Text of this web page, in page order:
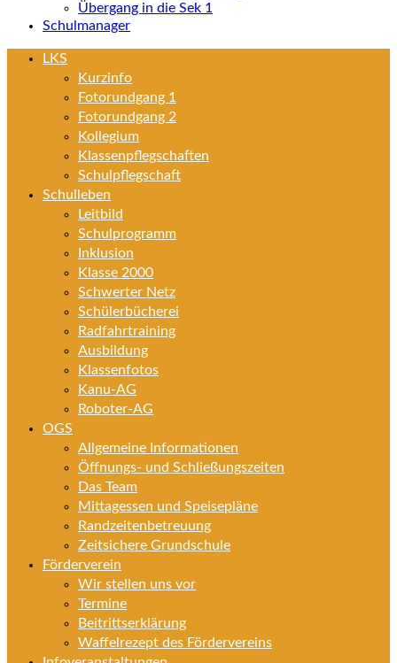
Übergang in die Sek 1
Schulmanager
LKS
Kurzinfo
Fotorundgang 1
Fotorundgang 2
Kollegium
Klassenpflegschaften
Schulpflegschaft
Schulleben
Leitbild
Schulprogramm
Inklusion
Klasse 2000
Schwerter Netz
Schülerbücherei
Radfahrtraining
Ausbildung
Klassenfotos
Kanu-AG
Roboter-AG
OGS
Allgemeine Informationen
Öffnungs- und Schließungszeiten
Das Team
Mittagessen und Speisepläne
Randzeitenbetreuung
Zeitsichere Grundschule
Förderverein
Wir stellen uns vor
Termine
Beitrittserklärung
Waffelrezept des Fördervereins